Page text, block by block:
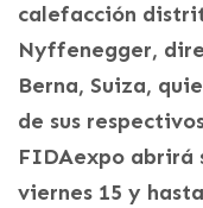
calefacción
Nyffenegger,
Berna, Suiza,
de sus
FIDAexpo abrirá
viernes 15 y